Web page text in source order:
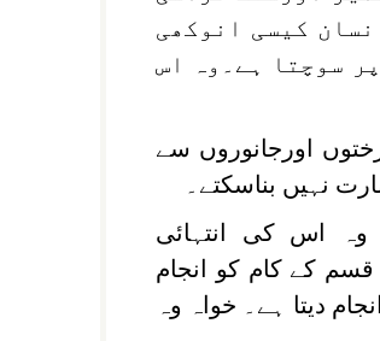
کیسی انوکھی
سوچتا ہے۔وہ اس
اورجانوروں سے
نہیں بناسکتے۔
وہ اس کی انتہائی
کے کام کو انجام
دیتا ہے۔ خواہ وہ